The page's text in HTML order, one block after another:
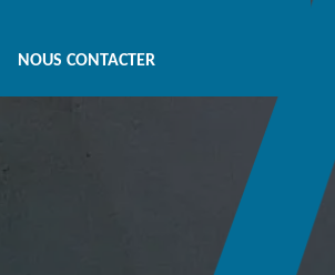
NOUS CONTACTER